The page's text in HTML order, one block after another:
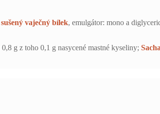
sušený vaječný bílek, emulgátor: mono a
0,8 g z toho 0,1 g nasycené mastné kyseliny;